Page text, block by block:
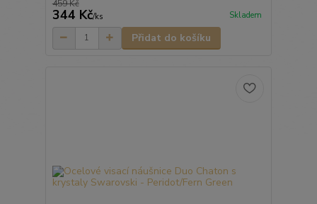
459 Kč
344 Kč/ks Skladem
Přidat do košíku